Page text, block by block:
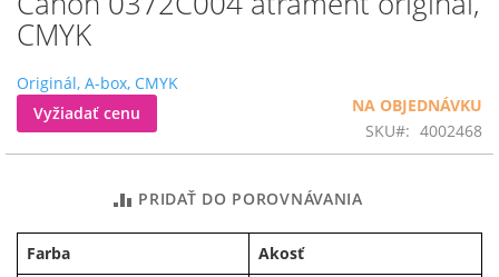
CMYK
Originál, A-box, CMYK
Vyžiadať cenu
NA OBJEDNÁVKU
SKU
4002468
PRIDAŤ DO POROVNÁVANIA
Farba Akosť
na
začiatok
obrázkov